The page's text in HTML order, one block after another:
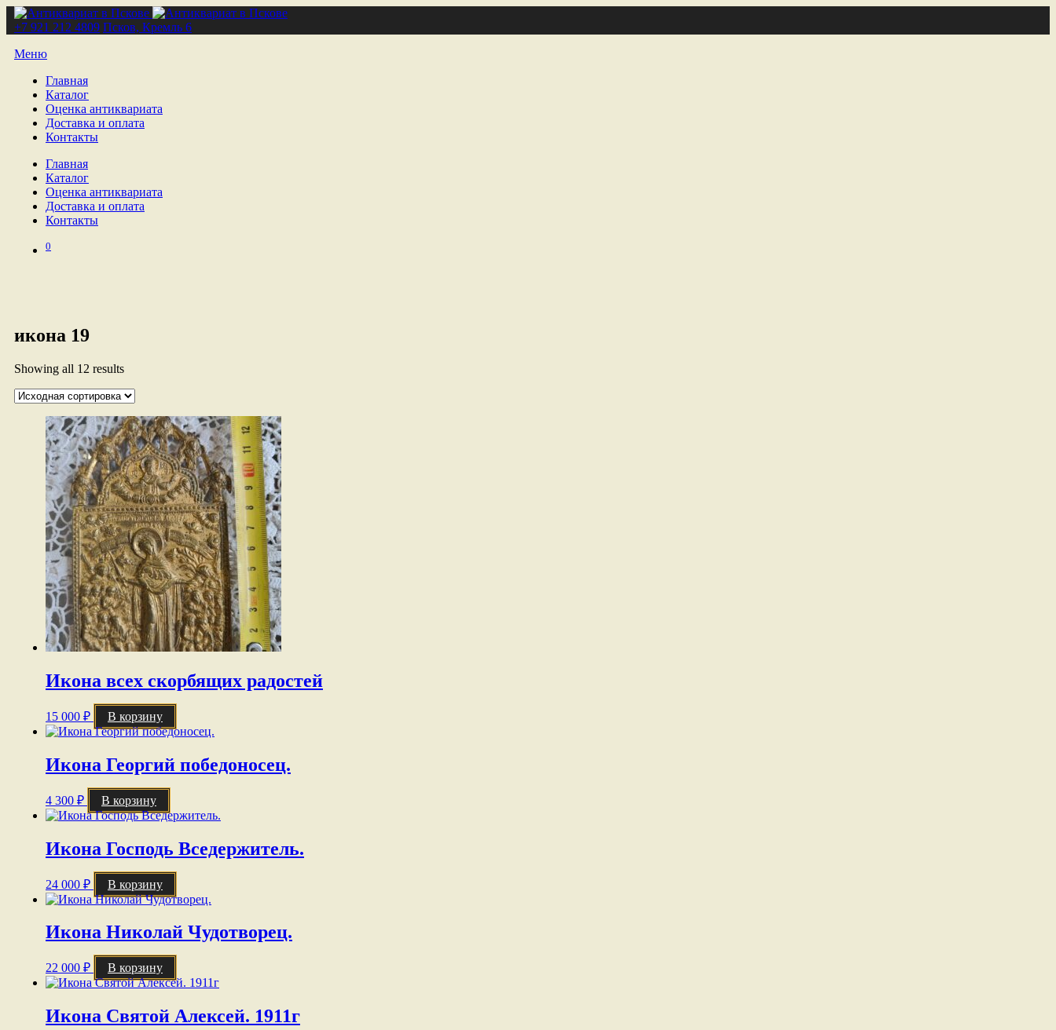
+7 921 212 4809 Псков, Кремль 6
Меню
Главная
Каталог
Оценка антиквариата
Доставка и оплата
Контакты
Главная
Каталог
Оценка антиквариата
Доставка и оплата
Контакты
0
икона 19
Showing all 12 results
Икона всех скорбящих радостей
15 000 ₽ В корзину
Икона Георгий победоносец.
4 300 ₽ В корзину
Икона Господь Вседержитель.
24 000 ₽ В корзину
Икона Николай Чудотворец.
22 000 ₽ В корзину
Икона Святой Алексей. 1911г